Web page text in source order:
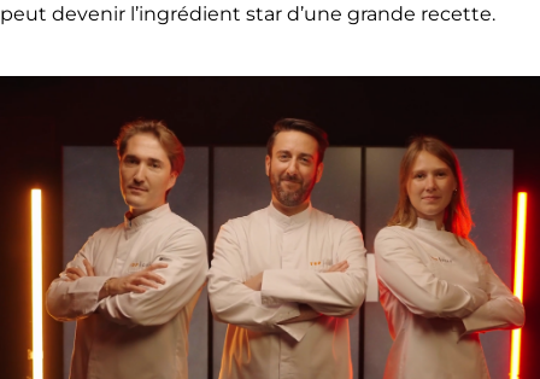
peut devenir l’ingrédient star d’une grande recette.